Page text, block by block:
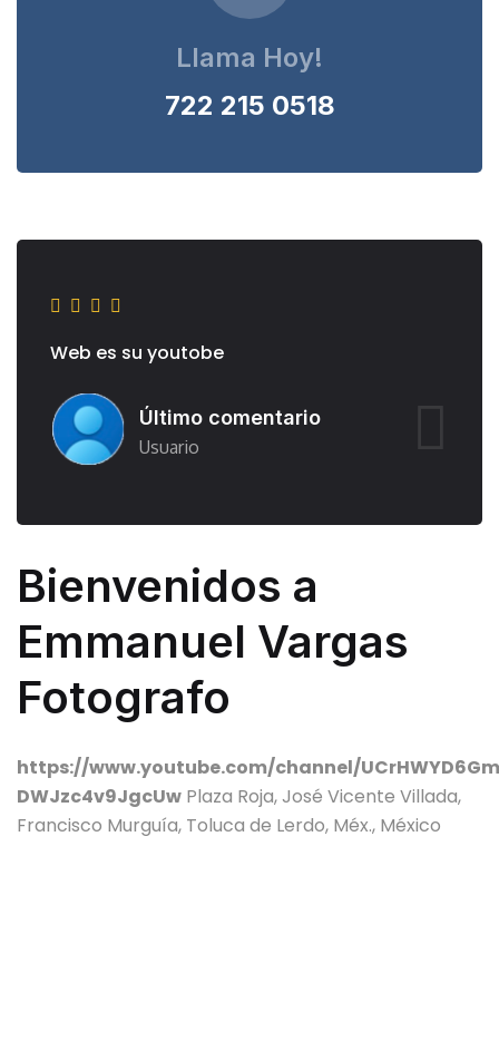
Llama Hoy!
722 215 0518
Web es su youtobe
Último comentario
Usuario
Bienvenidos a
Emmanuel Vargas
Fotografo
https://www.youtube.com/channel/
DWJzc4v9JgcUw Plaza Roja, José Vicente Villada,
Francisco Murguía, Toluca de Lerdo, Méx., México